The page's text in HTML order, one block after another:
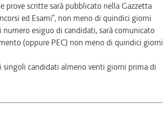
prove scritte sarà pubblicato nella Gazzetta
ed Esami”, non meno di quindici giorni
numero esiguo di candidati, sarà comunicato
(oppure PEC) non meno di quindici giorni
singoli candidati almeno venti giorni prima di